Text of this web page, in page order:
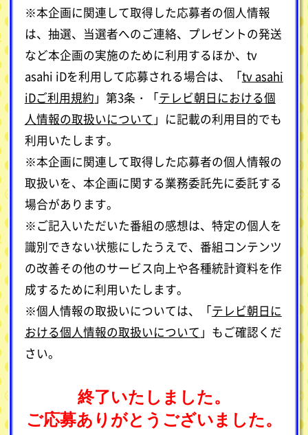
※本企画に関連して取得した応募者の個人情報
は、抽選、当選者へのご連絡、プレゼントの発送
など本企画の実施のために利用するほか、tv
asahi iDを利用して応募される場合は、「tv asahi
iDご利用規約 」第3条・「テレビ朝日における個
人情報の取扱いについて 」に記載の利用目的でも
利用いたします。
※本企画に関連して取得した応募者の個人情報の
取扱いを、本企画に関する業務委託先に委託する
場合があります。
※ご記入いただいた番組の感想は、特定の個人を
識別できない状態にしたうえで、番組コンテンツ
の改善その他のサービス向上や各種統計資料を作
成するために利用いたします。
※個人情報の取扱いについては、「テレビ朝日に
おける個人情報の取扱いについて 」もご確認くだ
さい。
終了いたしました。
ご応募ありがとうございました。